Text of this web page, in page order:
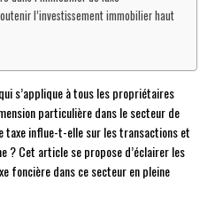
l’investissement immobilier haut
s’applique à tous les propriétaires
particulière dans le secteur de
taxe influe-t-elle sur les transactions et
? Cet article se propose d’éclairer les
foncière dans ce secteur en pleine